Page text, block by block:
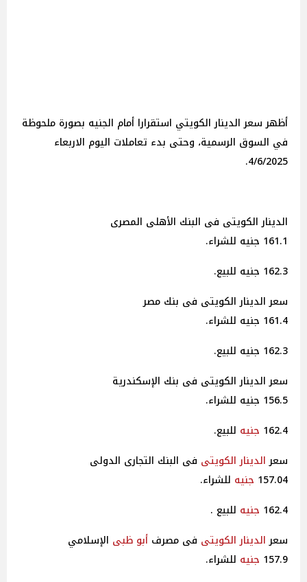
أظهر سعر الدينار الكويتي استقرارا أمام الجنيه بصورة ملحوظة
في السوق الرسمية، وحتى بدء تعاملات اليوم الاربعاء
4/6/2025.
الدينار الكويتى فى البنك الأهلى المصرى
161.1 جنيه للشراء.
162.3 جنيه للبيع.
سعر الدينار الكويتى فى بنك مصر
161.4 جنيه للشراء.
162.3 جنيه للبيع.
سعر الدينار الكويتى فى بنك الإسكندرية
156.5 جنيه للشراء.
162.4 جنيه للبيع.
سعرالدينار الكويتى فى البنك التجارى الدولى
157.04 جنيه للشراء.
162.4 جنيه للبيع .
سعرالدينار الكويتى فى مصرف أبو ظبى الإسلامي
157.9 جنيه للشراء.